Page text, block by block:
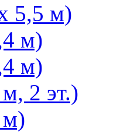
5,5 м)
м)
м)
2 эт.)